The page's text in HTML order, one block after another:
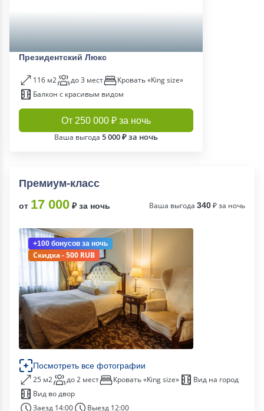
Президентский Люкс
116 м2 до 3 мест
Кровать «King size»
Балкон с красивым видом
От 250 000 ₽ за ночь
Ваша выгода 5 000 ₽ за ночь
Премиум-класс
от 17 000 ₽ за ночь Ваша выгода 340₽ за ночь
+100 бонусов за ночь
Скидка - 500 RUB
Посмотреть все фотографии
25 м2 до 2 мест Кровать «King size»
Вид на город
Вид во двор
Заезд 14:00
Выезд 12:00